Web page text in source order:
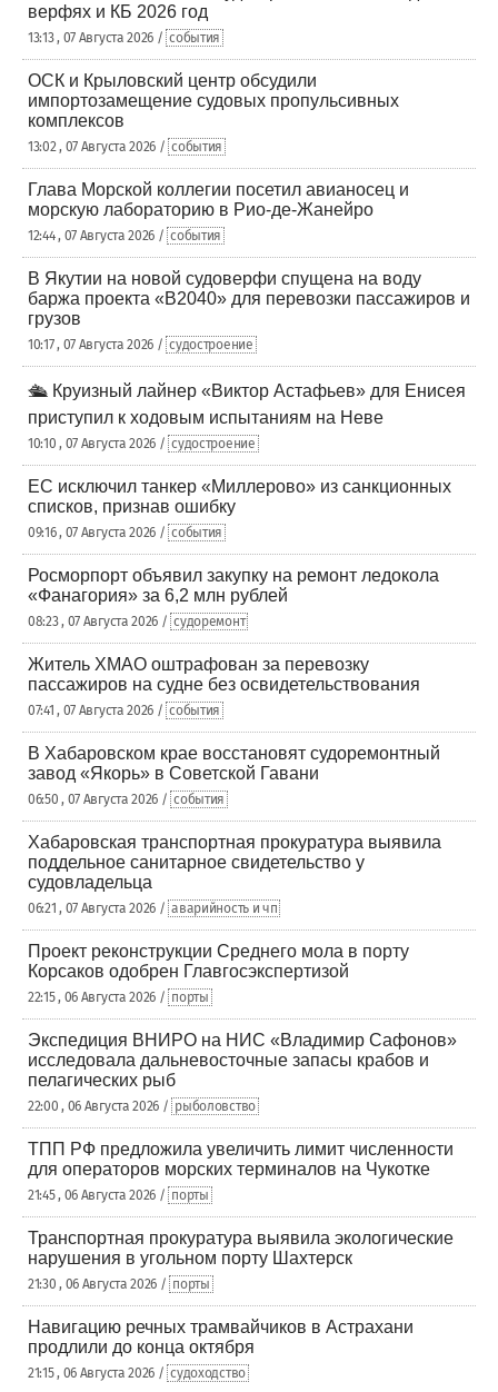
верфях и КБ 2026 год
13:13 , 07 Августа 2026 / события
ОСК и Крыловский центр обсудили
импортозамещение судовых пропульсивных
комплексов
13:02 , 07 Августа 2026 / события
Глава Морской коллегии посетил авианосец и
морскую лабораторию в Рио-де-Жанейро
12:44 , 07 Августа 2026 / события
В Якутии на новой судоверфи спущена на воду
баржа проекта «В2040» для перевозки пассажиров и
грузов
10:17 , 07 Августа 2026 / судостроение
🛳️ Круизный лайнер «Виктор Астафьев» для Енисея
приступил к ходовым испытаниям на Неве
10:10 , 07 Августа 2026 / судостроение
ЕС исключил танкер «Миллерово» из санкционных
списков, признав ошибку
09:16 , 07 Августа 2026 / события
Росморпорт объявил закупку на ремонт ледокола
«Фанагория» за 6,2 млн рублей
08:23 , 07 Августа 2026 / судоремонт
Житель ХМАО оштрафован за перевозку
пассажиров на судне без освидетельствования
07:41 , 07 Августа 2026 / события
В Хабаровском крае восстановят судоремонтный
завод «Якорь» в Советской Гавани
06:50 , 07 Августа 2026 / события
Хабаровская транспортная прокуратура выявила
поддельное санитарное свидетельство у
судовладельца
06:21 , 07 Августа 2026 / аварийность и чп
Проект реконструкции Среднего мола в порту
Корсаков одобрен Главгосэкспертизой
22:15 , 06 Августа 2026 / порты
Экспедиция ВНИРО на НИС «Владимир Сафонов»
исследовала дальневосточные запасы крабов и
пелагических рыб
22:00 , 06 Августа 2026 / рыболовство
ТПП РФ предложила увеличить лимит численности
для операторов морских терминалов на Чукотке
21:45 , 06 Августа 2026 / порты
Транспортная прокуратура выявила экологические
нарушения в угольном порту Шахтерск
21:30 , 06 Августа 2026 / порты
Навигацию речных трамвайчиков в Астрахани
продлили до конца октября
21:15 , 06 Августа 2026 / судоходство